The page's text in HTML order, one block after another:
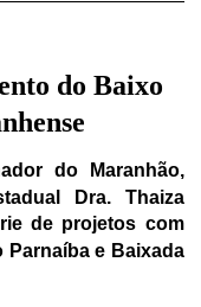
do Baixo
do Maranhão,
Dra. Thaiza
de projetos com
e Baixada